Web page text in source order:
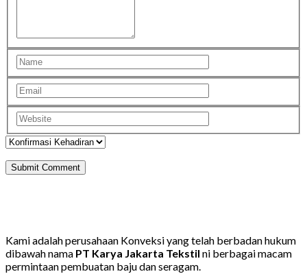
Kami adalah perusahaan Konveksi yang telah berbadan hukum
dibawah nama PT Karya Jakarta Tekstil ni berbagai macam
permintaan pembuatan baju dan seragam.